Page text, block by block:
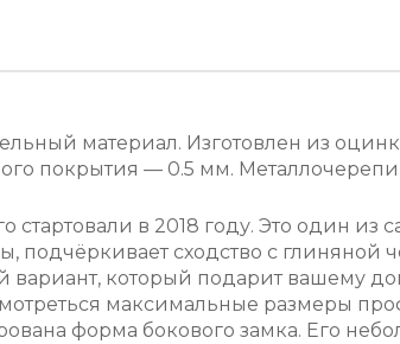
материал. Изготовлен из
покрытия — 0.5 мм.
в 2018 году. Это один из
подчёркивает сходство с
который подарит вашему
максимальные размеры
форма бокового замка. Его